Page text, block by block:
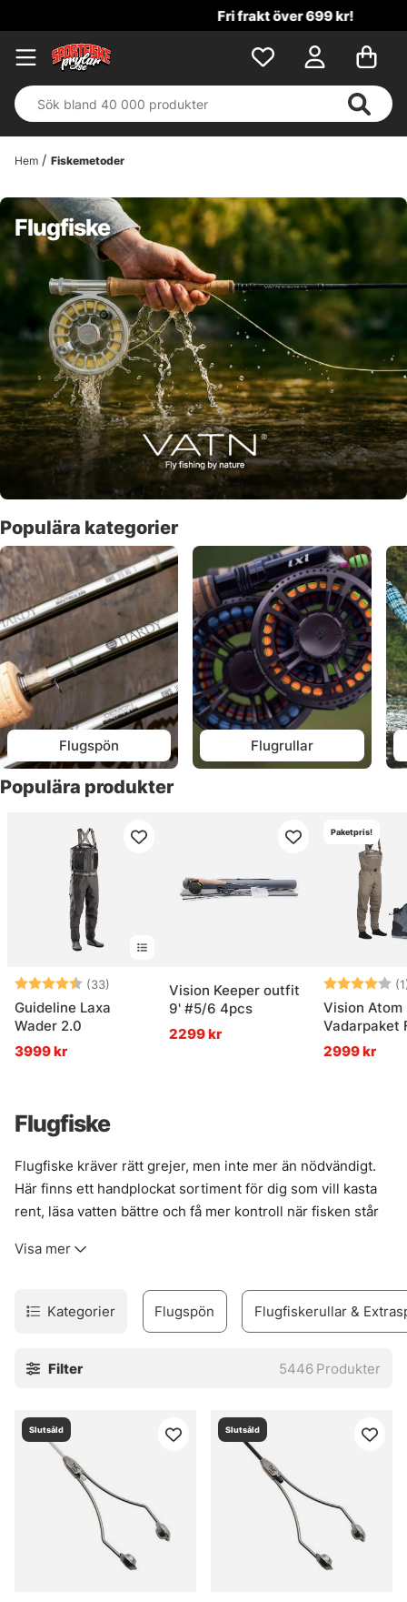
Fri frakt över 699 kr!
Hem Fiskemetoder
Flugfiske
Populära kategorier
Flugspön Flugrullar
Populära produkter
Betyg: (33)
4.6 utav 5 stjärnor
Guideline Laxa
Wader 2.0
3999 kr
Vision Keeper outfit
9' #5/6 4pcs
2299 kr
Paketpris!
Betyg:
Vision Atom
Vadarpaket
2999 kr
Flugfiske
Flugfiske kräver rätt grejer, men inte mer än nödvändigt.
Här finns ett handplockat sortiment för dig som vill kasta
rent, läsa vatten bättre och få mer kontroll när fisken står
och linor till flugor, flugbindningsmaterial, vadare och set
Urvalet är byggt för verkligt fiske. Inte prydnad. Därför
finns produkter för både erfarna flugfiskare och nybörjare
Vision, Simms, Patagonia, A.Jensen, Sage, RIO, Loop,
levererar när det blir blött, blåsigt och lite stökigt. Sånt
väger tungt.
I webbshoppen och i butiken i Stockholm finns också råd
som faktiskt går att använda vid älven. Och den nya Fly
Shop på Hornsgatan 148 är väl värd ett besök för den som
vill se prylarna på nära håll och känna skillnaden mellan
olika delar innan säsongen drar igång på allvar.
Visa mer
Kategorier Flugspön Flugfiskerullar &
Filter 5446 Produkter
Slutsåld Slutsåld